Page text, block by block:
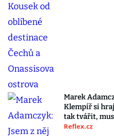
Marek
Klempíř si
tak tvářit,
Reflex.cz